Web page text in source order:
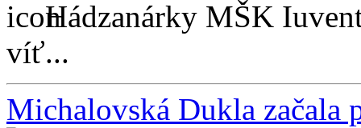
Hádzanárky MŠK
víť...
Michalovská Dukla začala